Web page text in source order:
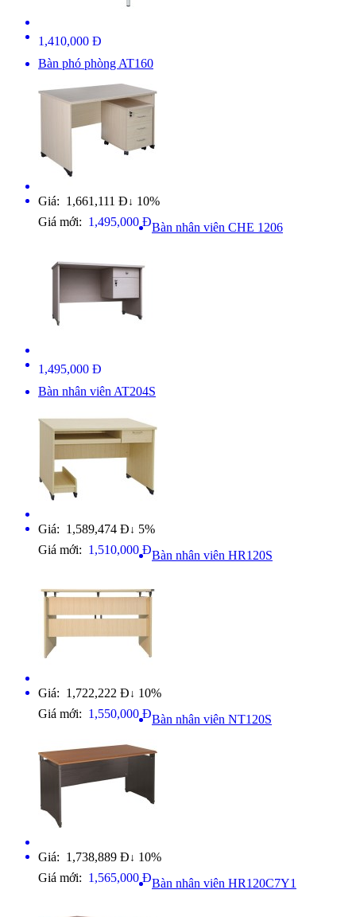
1,410,000 Đ
Bàn phó phòng AT160
Giá: 1,661,111 Đ ↓ 10%
Giá mới: 1,495,000 ĐBàn nhân viên CHE 1206
1,495,000 Đ
Bàn nhân viên AT204S
Giá: 1,589,474 Đ ↓ 5%
Giá mới: 1,510,000 ĐBàn nhân viên HR120S
Giá: 1,722,222 Đ ↓ 10%
Giá mới: 1,550,000 ĐBàn nhân viên NT120S
Giá: 1,738,889 Đ ↓ 10%
Giá mới: 1,565,000 ĐBàn nhân viên HR120C7Y1